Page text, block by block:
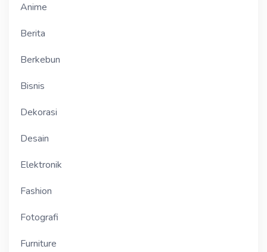
Anime
Berita
Berkebun
Bisnis
Dekorasi
Desain
Elektronik
Fashion
Fotografi
Furniture